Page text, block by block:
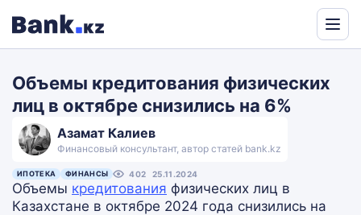
Translate
Объемы кредитования физических
лиц в октябре снизились на 6%
Азамат Калиев
Финансовый консультант, автор статей bank.kz
ИПОТЕКА ФИНАНСЫ 402 25.11.2024
Объемы кредитования физических лиц в
Казахстане в октябре 2024 года снизились на